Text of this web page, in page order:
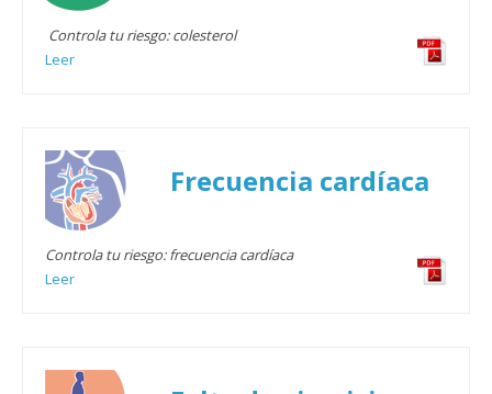
Controla tu riesgo: colesterol
Leer
Frecuencia cardíaca
Controla tu riesgo: frecuencia cardíaca
Leer